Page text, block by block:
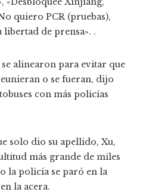
quiero PCR (pruebas),
de prensa». .
alinearon para evitar que
o se fueran, dijo
con más policías
solo dio su apellido, Xu,
más grande de miles
la policía se paró en la
la acera.